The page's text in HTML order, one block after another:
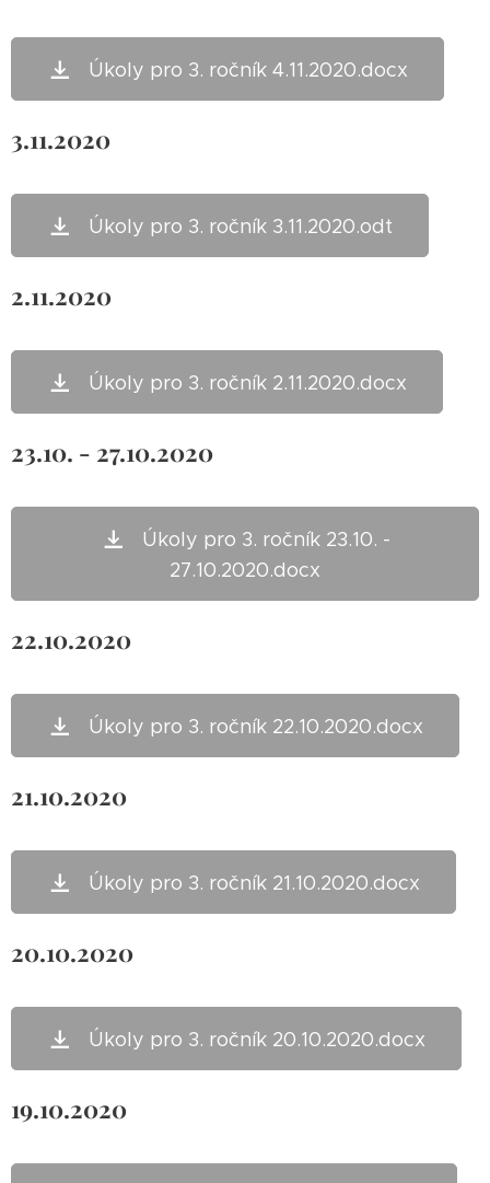
Úkoly pro 3. ročník 4.11.2020.docx
3.11.2020
Úkoly pro 3. ročník 3.11.2020.odt
2.11.2020
Úkoly pro 3. ročník 2.11.2020.docx
23.10. - 27.10.2020
Úkoly pro 3. ročník 23.10. -
27.10.2020.docx
22.10.2020
Úkoly pro 3. ročník 22.10.2020.docx
21.10.2020
Úkoly pro 3. ročník 21.10.2020.docx
20.10.2020
Úkoly pro 3. ročník 20.10.2020.docx
19.10.2020